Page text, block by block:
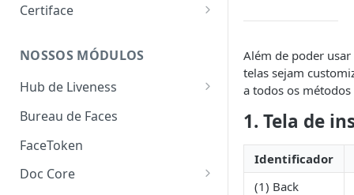
Certiface
Certiface AT
NOSSOS MÓDULOS
Hub de Liveness
Liveness Ativo
Liveness Passivo
Liveness Híbrido
Bureau de Faces
FaceToken
Doc Core
Além de poder
telas sejam
a todos os
1. Tela de
Identificador
(1) Back